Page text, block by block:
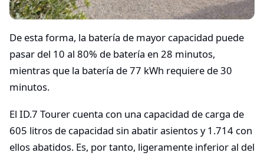
De esta forma, la batería de mayor capacidad puede
pasar del 10 al 80% de batería en 28 minutos,
mientras que la batería de 77 kWh requiere de 30
minutos.
El ID.7 Tourer cuenta con una capacidad de carga de
605 litros de capacidad sin abatir asientos y 1.714 con
ellos abatidos. Es, por tanto, ligeramente inferior al del